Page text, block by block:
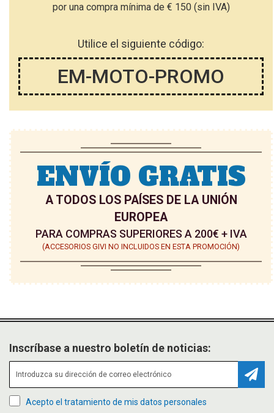
por una compra mínima de € 150 (sin IVA)
Utilice el siguiente código:
EM-MOTO-PROMO
ENVÍO GRATIS
A TODOS LOS PAÍSES DE LA UNIÓN
EUROPEA
PARA COMPRAS SUPERIORES A 200€ + IVA
(ACCESORIOS GIVI NO INCLUIDOS EN ESTA PROMOCIÓN)
Inscríbase a nuestro boletín de noticias:
Acepto el tratamiento de mis datos personales